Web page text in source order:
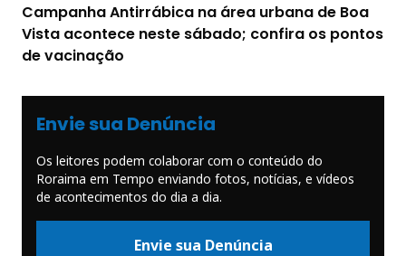
Campanha Antirrábica na área urbana de Boa
Vista acontece neste sábado; confira os pontos
de vacinação
Envie sua Denúncia
Os leitores podem colaborar com o conteúdo do
Roraima em Tempo enviando fotos, notícias, e vídeos
de acontecimentos do dia a dia.
Envie sua Denúncia